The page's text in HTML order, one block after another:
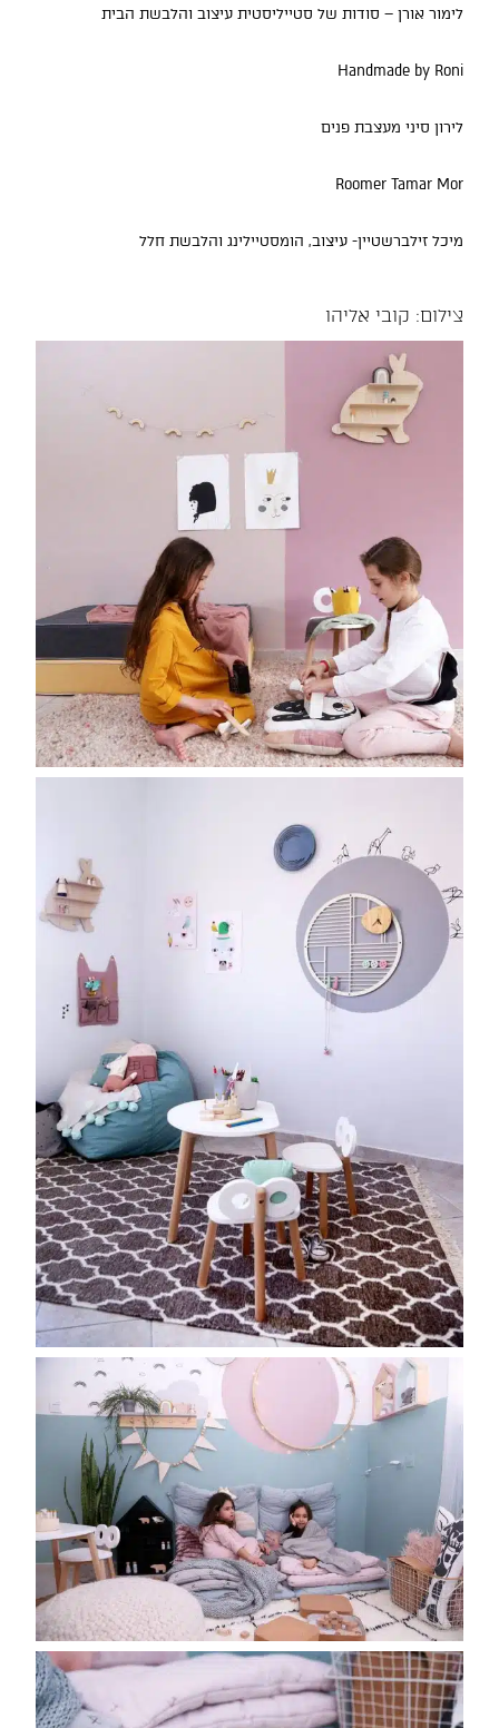
לימור אורן – סודות של סטייליסטית עיצוב והלבשת הבית
Handmade by Roni
לירון סיני מעצבת פנים
Roomer Tamar Mor
מיכל זילברשטיין- עיצוב, הומסטיילינג והלבשת חלל
צילום: קובי אליהו